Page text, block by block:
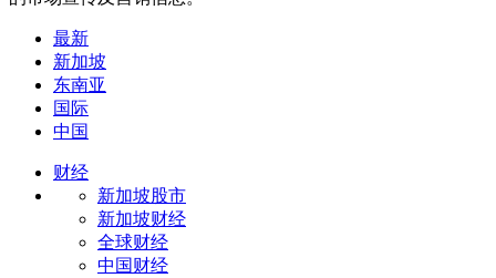
最新
新加坡
东南亚
国际
中国
财经
新加坡股市
新加坡财经
全球财经
中国财经